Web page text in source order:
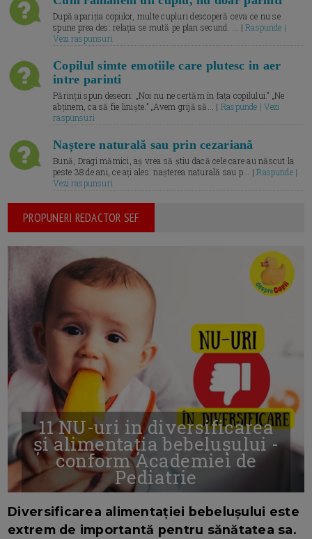
După apariția copiilor, multe cupluri descoperă ceva ce nu se
spune prea des: relația se mută pe plan secund. ... |Raspunde |
Vezi raspunsuri
Copilul simte emotiile care plutesc in aer
intre parinti
Părinții spun deseori: „Noi nu ne certăm în fața copilului.” „Ne
abținem, ca să fie liniște.” „Avem grijă să... | Raspunde | Vezi
raspunsuri
Naștere naturală sau prin cezariană
Bună, Dragi mămici, aș vrea să știu dacă cele care au născut la
peste 38 de ani, ce ați ales: nașterea naturală sau p... |Raspunde |
Vezi raspunsuri
PROPUNERI REDACTOR SEF
11 NU-uri in diversificarea
și alimentația bebelușului -
conform Academiei de
Pediatrie
Diversificarea alimentației bebelușului este
extrem de importantă pentru sănătatea sa.